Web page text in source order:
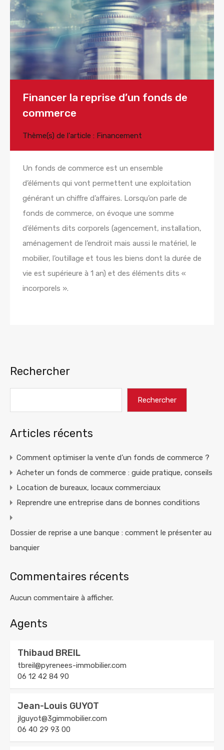
Financer la reprise d’un fonds de
commerce
Thème(s) de l'article : Financement
Un fonds de commerce est un ensemble
d’éléments qui vont permettent une exploitation
générant un chiffre d’affaires. Lorsqu’on parle de
fonds de commerce, on évoque une somme
d’éléments dits corporels (agencement, installation,
aménagement de l’endroit mais aussi le matériel, le
mobilier, l’outillage et tous les biens dont la durée de
vie est supérieure à 1 an) et des éléments dits «
incorporels ».
Rechercher
Rechercher
Articles récents
Comment optimiser la vente d’un fonds de commerce ?
Acheter un fonds de commerce : guide pratique, conseils
Location de bureaux, locaux commerciaux
Reprendre une entreprise dans de bonnes conditions
Dossier de reprise a une banque : comment le présenter au
banquier
Commentaires récents
Aucun commentaire à afficher.
Agents
Thibaud BREIL
tbreil@pyrenees-immobilier.com
06 12 42 84 90
Jean-Louis GUYOT
jlguyot@3gimmobilier.com
06 40 29 93 00